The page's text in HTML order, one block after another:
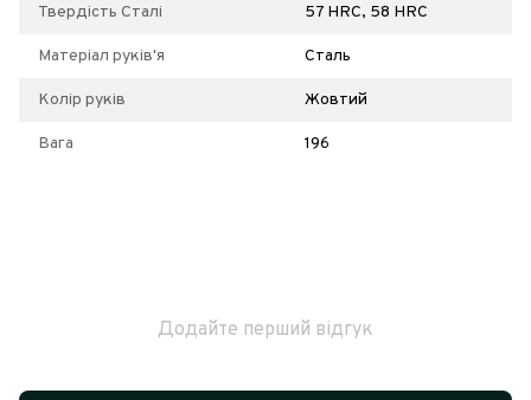
Твердість Сталі 57 HRC, 58 HRC
Матеріал руків'я Сталь
Колір руків Жовтий
Вага 196
Додайте перший відгук